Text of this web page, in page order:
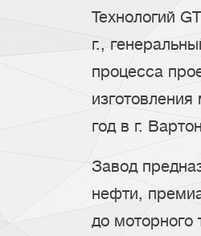
Технологий
г.,
процесса
год в г.
Завод
нефти,
до моторного